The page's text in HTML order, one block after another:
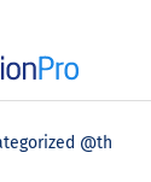
@th